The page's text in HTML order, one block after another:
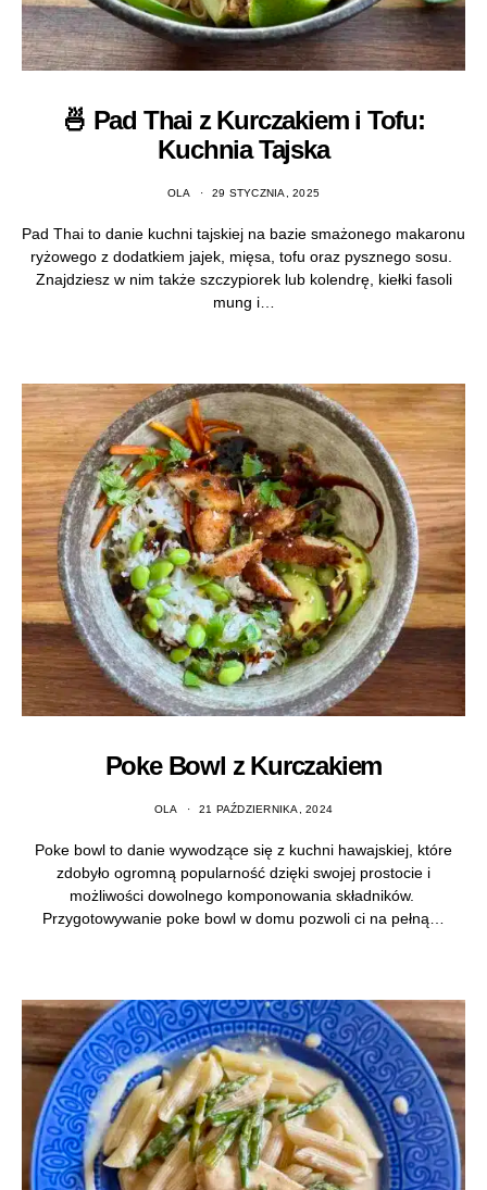
🍜 Pad Thai z Kurczakiem i Tofu:
Kuchnia Tajska
OLA 29 STYCZNIA, 2025
Pad Thai to danie kuchni tajskiej na bazie smażonego makaronu
ryżowego z dodatkiem jajek, mięsa, tofu oraz pysznego sosu.
Znajdziesz w nim także szczypiorek lub kolendrę, kiełki fasoli
mung i…
Poke Bowl z Kurczakiem
OLA 21 PAŹDZIERNIKA, 2024
Poke bowl to danie wywodzące się z kuchni hawajskiej, które
zdobyło ogromną popularność dzięki swojej prostocie i
możliwości dowolnego komponowania składników.
Przygotowywanie poke bowl w domu pozwoli ci na pełną…